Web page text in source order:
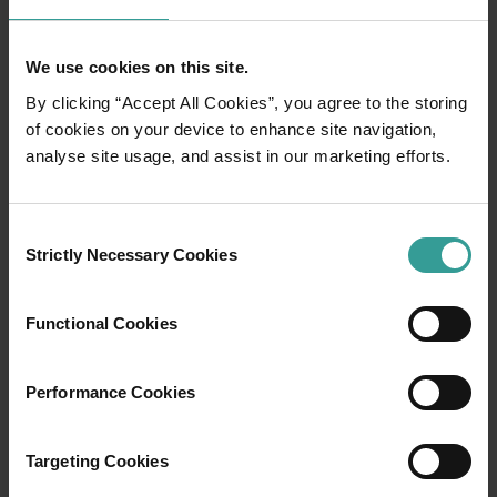
We use cookies on this site.
By clicking “Accept All Cookies”, you agree to the storing
of cookies on your device to enhance site navigation,
analyse site usage, and assist in our marketing efforts.
Selection
Strictly Necessary Cookies
Functional Cookies
Performance Cookies
Targeting Cookies
Rute perjalanan